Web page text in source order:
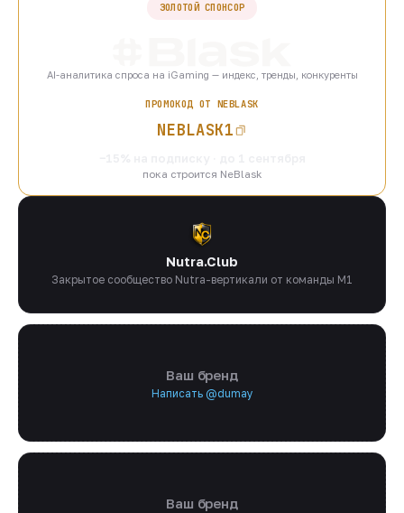
ЗОЛОТОЙ СПОНСОР
AI-аналитика спроса на iGaming — индекс, тренды, конкуренты
ПРОМОКОД ОТ NEBLASK
NEBLASK1
пока строится NeBlask
Nutra.Club
Закрытое сообщество Nutra-вертикали от команды M1
Ваш бренд
Написать @dumay
Ваш бренд